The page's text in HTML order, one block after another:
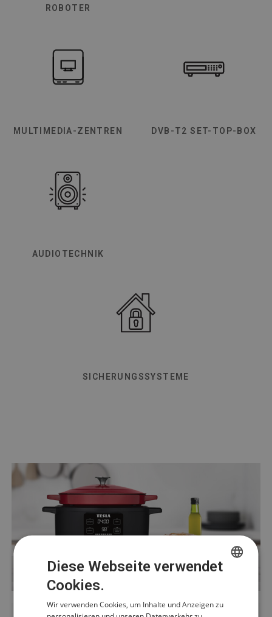
ROBOTER
MULTIMEDIA-ZENTREN DVB-T2 SET-TOP-BOX
AUDIOTECHNIK
SICHERUNGSSYSTEME
POLISH
Diese Webseite verwendet
Cookies.
Wir verwenden Cookies, um Inhalte und Anzeigen zu